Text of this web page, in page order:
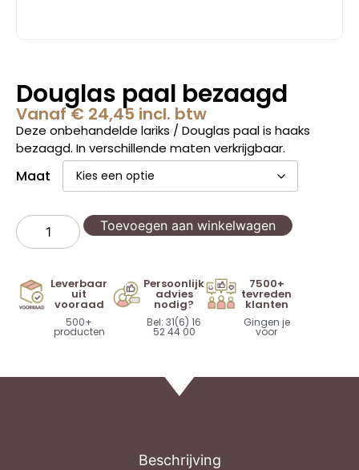
Douglas paal bezaagd
Vanaf€ 24,45 incl. btw
Deze onbehandelde lariks / Douglas paal is haaks
bezaagd. In verschillende maten verkrijgbaar.
Maat
Toevoegen aan winkelwagen
Leverbaar
uit
vooraad
500+
producten
Persoonlijk
advies
nodig?
Bel: 31(6) 16
52 44 00
7500+
tevreden
klanten
Gingen je
voor
Beschrijving